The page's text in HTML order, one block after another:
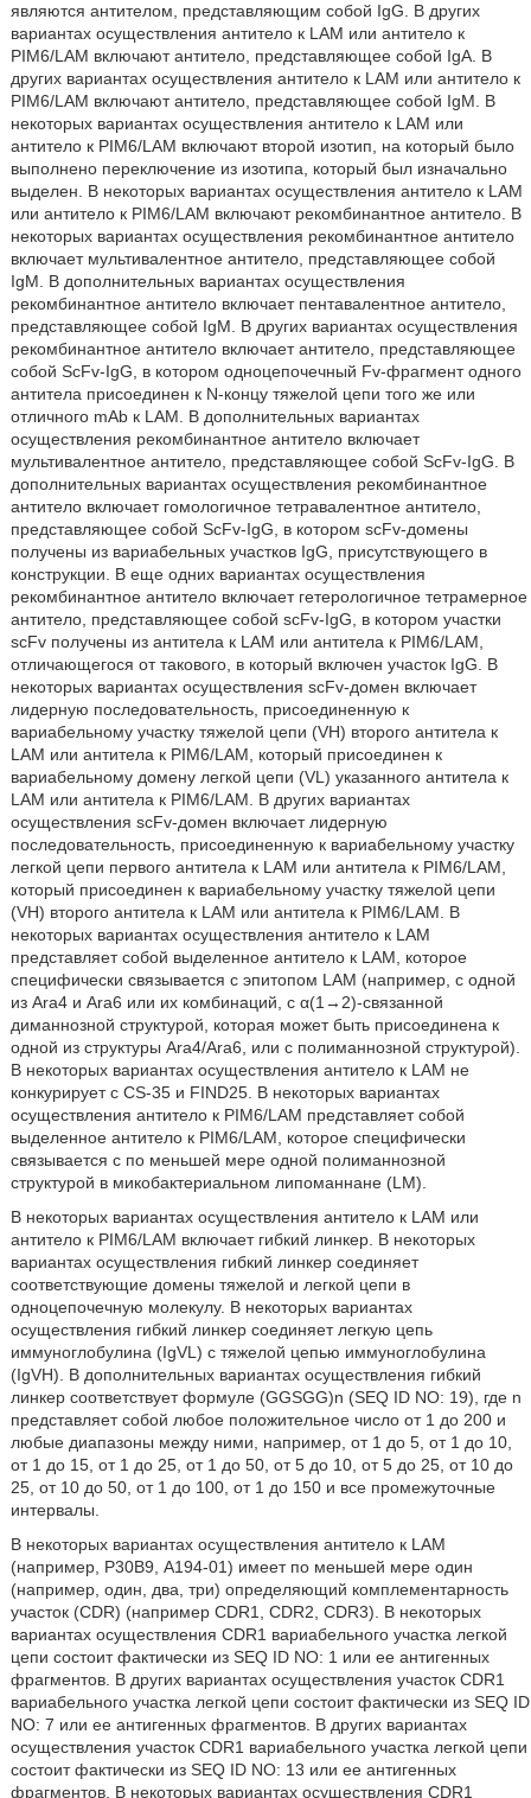
являются антителом, представляющим собой IgG. В других
вариантах осуществления антитело к LAM или антитело к
PIM6/LAM включают антитело, представляющее собой IgA. В
других вариантах осуществления антитело к LAM или антитело к
PIM6/LAM включают антитело, представляющее собой IgM. В
некоторых вариантах осуществления антитело к LAM или
антитело к PIM6/LAM включают второй изотип, на который было
выполнено переключение из изотипа, который был изначально
выделен. В некоторых вариантах осуществления антитело к LAM
или антитело к PIM6/LAM включают рекомбинантное антитело. В
некоторых вариантах осуществления рекомбинантное антитело
включает мультивалентное антитело, представляющее собой
IgM. В дополнительных вариантах осуществления
рекомбинантное антитело включает пентавалентное антитело,
представляющее собой IgM. В других вариантах осуществления
рекомбинантное антитело включает антитело, представляющее
собой ScFv-IgG, в котором одноцепочечный Fv-фрагмент одного
антитела присоединен к N-концу тяжелой цепи того же или
отличного mAb к LAM. В дополнительных вариантах
осуществления рекомбинантное антитело включает
мультивалентное антитело, представляющее собой ScFv-IgG. В
дополнительных вариантах осуществления рекомбинантное
антитело включает гомологичное тетравалентное антитело,
представляющее собой ScFv-IgG, в котором scFv-домены
получены из вариабельных участков IgG, присутствующего в
конструкции. В еще одних вариантах осуществления
рекомбинантное антитело включает гетерологичное тетрамерное
антитело, представляющее собой scFv-IgG, в котором участки
scFv получены из антитела к LAM или антитела к PIM6/LAM,
отличающегося от такового, в который включен участок IgG. В
некоторых вариантах осуществления scFv-домен включает
лидерную последовательность, присоединенную к
вариабельному участку тяжелой цепи (VH) второго антитела к
LAM или антитела к PIM6/LAM, который присоединен к
вариабельному домену легкой цепи (VL) указанного антитела к
LAM или антитела к PIM6/LAM. В других вариантах
осуществления scFv-домен включает лидерную
последовательность, присоединенную к вариабельному участку
легкой цепи первого антитела к LAM или антитела к PIM6/LAM,
который присоединен к вариабельному участку тяжелой цепи
(VH) второго антитела к LAM или антитела к PIM6/LAM. В
некоторых вариантах осуществления антитело к LAM
представляет собой выделенное антитело к LAM, которое
специфически связывается с эпитопом LAM (например, с одной
из Ara4 и Ara6 или их комбинаций, с α(1→2)-связанной
диманнозной структурой, которая может быть присоединена к
одной из структуры Ara4/Ara6, или с полиманнозной структурой).
В некоторых вариантах осуществления антитело к LAM не
конкурирует с CS-35 и FIND25. В некоторых вариантах
осуществления антитело к PIM6/LAM представляет собой
выделенное антитело к PIM6/LAM, которое специфически
связывается с по меньшей мере одной полиманнозной
структурой в микобактериальном липоманнане (LM).
В некоторых вариантах осуществления антитело к LAM или
антитело к PIM6/LAM включает гибкий линкер. В некоторых
вариантах осуществления гибкий линкер соединяет
соответствующие домены тяжелой и легкой цепи в
одноцепочечную молекулу. В некоторых вариантах
осуществления гибкий линкер соединяет легкую цепь
иммуноглобулина (IgVL) с тяжелой цепью иммуноглобулина
(IgVH). В дополнительных вариантах осуществления гибкий
линкер соответствует формуле (GGSGG)n (SEQ ID NO: 19), где n
представляет собой любое положительное число от 1 до 200 и
любые диапазоны между ними, например, от 1 до 5, от 1 до 10,
от 1 до 15, от 1 до 25, от 1 до 50, от 5 до 10, от 5 до 25, от 10 до
25, от 10 до 50, от 1 до 100, от 1 до 150 и все промежуточные
интервалы.
В некоторых вариантах осуществления антитело к LAM
(например, Р30В9, А194-01) имеет по меньшей мере один
(например, один, два, три) определяющий комплементарность
участок (CDR) (например CDR1, CDR2, CDR3). В некоторых
вариантах осуществления CDR1 вариабельного участка легкой
цепи состоит фактически из SEQ ID NO: 1 или ее антигенных
фрагментов. В других вариантах осуществления участок CDR1
вариабельного участка легкой цепи состоит фактически из SEQ ID
NO: 7 или ее антигенных фрагментов. В других вариантах
осуществления участок CDR1 вариабельного участка легкой цепи
состоит фактически из SEQ ID NO: 13 или ее антигенных
фрагментов. В некоторых вариантах осуществления CDR1